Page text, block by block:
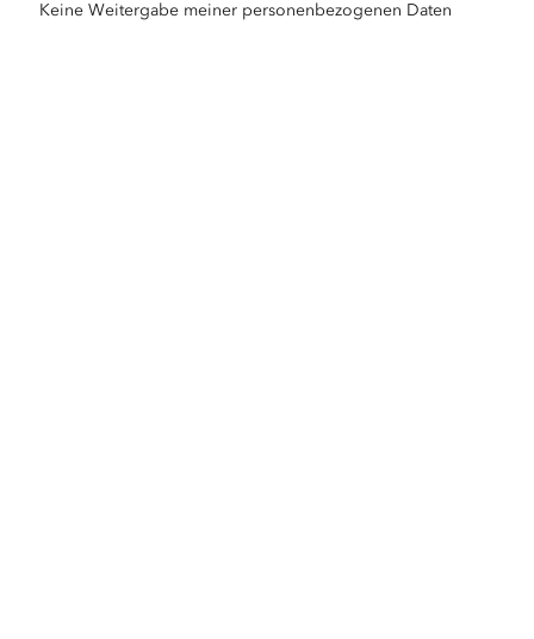
Sitemap
Gleichbehandlung
Keine Weitergabe meiner personenbezogenen Daten